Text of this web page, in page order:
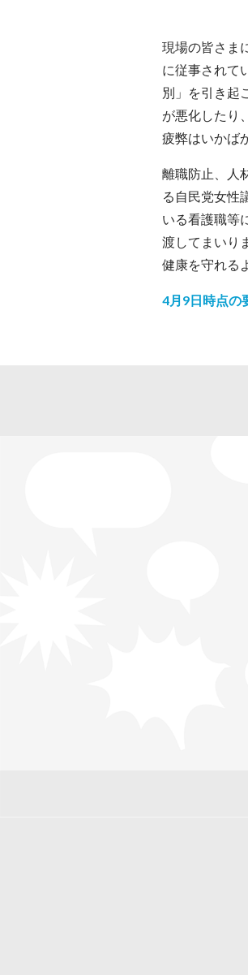
現場の皆さま
に従事されて
別」を引き起
が悪化したり
疲弊はいかば
離職防止、人
る自民党女性
いる看護職等
渡してまいり
健康を守れる
4月9日時点の